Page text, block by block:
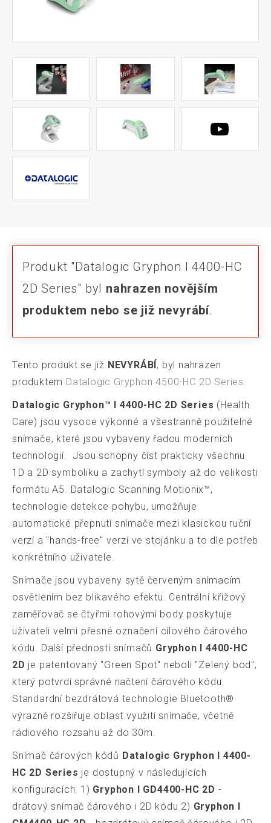
Produkt "Datalogic Gryphon I 4400-HC
2D Series" byl nahrazen novějším
produktem nebo se již nevyrábí.
Tento produkt se již NEVYRÁBÍ, byl nahrazen
produktem Datalogic Gryphon 4500-HC 2D Series.
Datalogic Gryphon™ I 4400-HC 2D Series (Health
Care) jsou vysoce výkonné a všestranně použitelné
snímače, které jsou vybaveny řadou moderních
technologií. Jsou schopny číst prakticky všechnu
1D a 2D symboliku a zachytí symboly až do velikosti
formátu A5. Datalogic Scanning Motionix™,
technologie detekce pohybu, umožňuje
automatické přepnutí snímače mezi klasickou ruční
verzí a "hands-free" verzí ve stojánku a to dle potřeb
konkrétního uživatele.
Snímače jsou vybaveny sytě červeným snímacím
osvětlením bez blikavého efektu. Centrální křížový
zaměřovač se čtyřmi rohovými body poskytuje
uživateli velmi přesné označení cílového čárového
kódu. Další předností snímačů Gryphon I 4400-HC
2D je patentovaný "Green Spot" neboli "Zelený bod",
který potvrdí správné načtení čárového kódu.
Standardní bezdrátová technologie Bluetooth®
výrazně rozšiřuje oblast využití snímače, včetně
rádiového rozsahu až do 30m.
Snímač čárových kódů Datalogic Gryphon I 4400-
HC 2D Series je dostupný v následujících
konfiguracích: 1) Gryphon I GD4400-HC 2D -
drátový snímač čárového i 2D kódu 2) Gryphon I